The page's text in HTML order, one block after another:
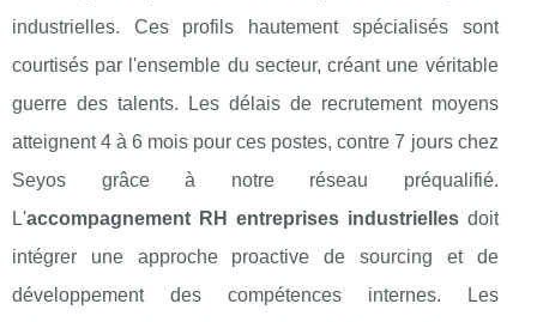
industrielles. Ces profils hautement spécialisés sont
courtisés par l'ensemble du secteur, créant une véritable
guerre des talents. Les délais de recrutement moyens
atteignent 4 à 6 mois pour ces postes, contre 7 jours chez
Seyos grâce à notre réseau préqualifié.
L'accompagnement RH entreprises industriellesdoit
intégrer une approche proactive de sourcing et de
développement des compétences internes. Les